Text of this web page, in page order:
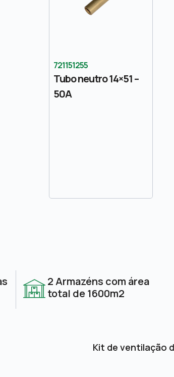
721151255
Tubo neutro 14×51 –
50A
2 Armazéns com área
total de 1600m2
Kit de ventilação